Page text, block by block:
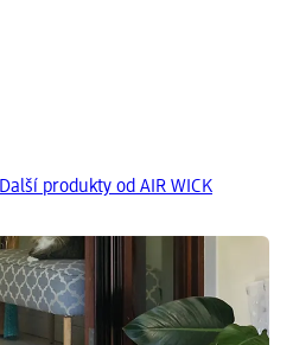
Další produkty od AIR WICK